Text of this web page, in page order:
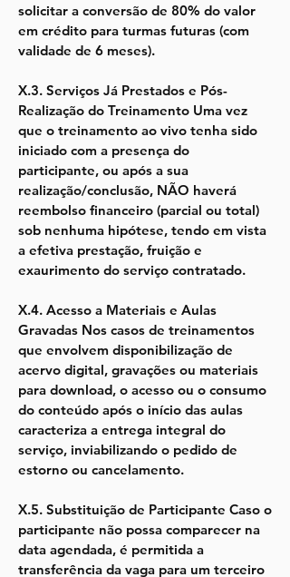
solicitar a conversão de 80% do valor
em crédito para turmas futuras (com
validade de 6 meses).
X.3. Serviços Já Prestados e Pós-
Realização do Treinamento Uma vez
que o treinamento ao vivo tenha sido
iniciado com a presença do
participante, ou após a sua
realização/conclusão, NÃO haverá
reembolso financeiro (parcial ou total)
sob nenhuma hipótese, tendo em vista
a efetiva prestação, fruição e
exaurimento do serviço contratado.
X.4. Acesso a Materiais e Aulas
Gravadas Nos casos de treinamentos
que envolvem disponibilização de
acervo digital, gravações ou materiais
para download, o acesso ou o consumo
do conteúdo após o início das aulas
caracteriza a entrega integral do
serviço, inviabilizando o pedido de
estorno ou cancelamento.
X.5. Substituição de Participante Caso o
participante não possa comparecer na
data agendada, é permitida a
transferência da vaga para um terceiro